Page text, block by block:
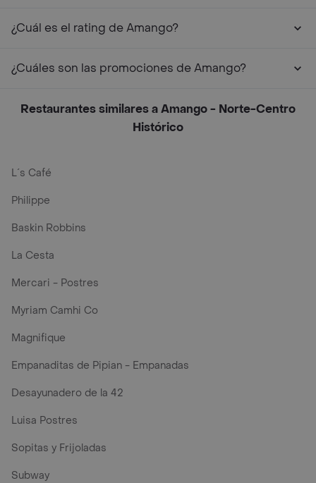
¿Cuál es el rating de Amango?
¿Cuáles son las promociones de Amango?
Restaurantes similares a Amango - Norte-Centro
Histórico
L´s Café
Philippe
Baskin Robbins
La Cesta
Mercari - Postres
Myriam Camhi Co
Magnifique
Empanaditas de Pipian - Empanadas
Desayunadero de la 42
Luisa Postres
Sopitas y Frijoladas
Subway